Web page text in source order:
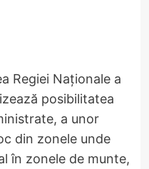
Regiei Naționale a
posibilitatea
a unor
din zonele unde
în zonele de munte,